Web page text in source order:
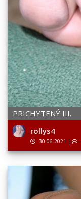
PRICHYTENÝ III.
rollys4
30.06.2021 |